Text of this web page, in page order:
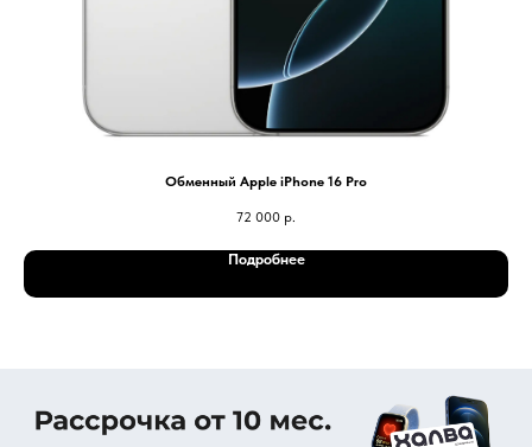
Обменный Apple iPhone 16 Pro
72 000 р.
Подробнее